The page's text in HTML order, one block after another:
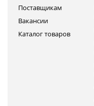
Поставщикам
Вакансии
Каталог товаров